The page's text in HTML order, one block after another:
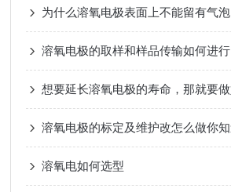
为什么溶氧电极表面上不能留有气泡
溶氧电极的取样和样品传输如何进行
想要延长溶氧电极的寿命，那就要
溶氧电极的标定及维护改怎么做你知
溶氧电如何选型